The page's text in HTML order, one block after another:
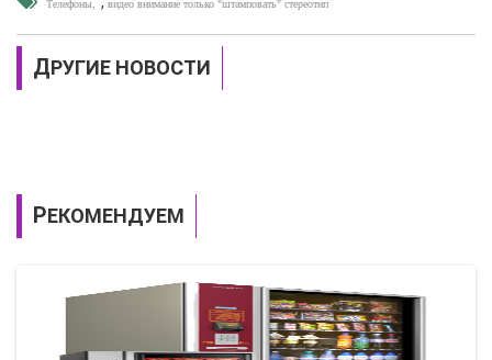
Телефоны видео внимание только "штамповать" стереотип
ДРУГИЕ НОВОСТИ
РЕКОМЕНДУЕМ